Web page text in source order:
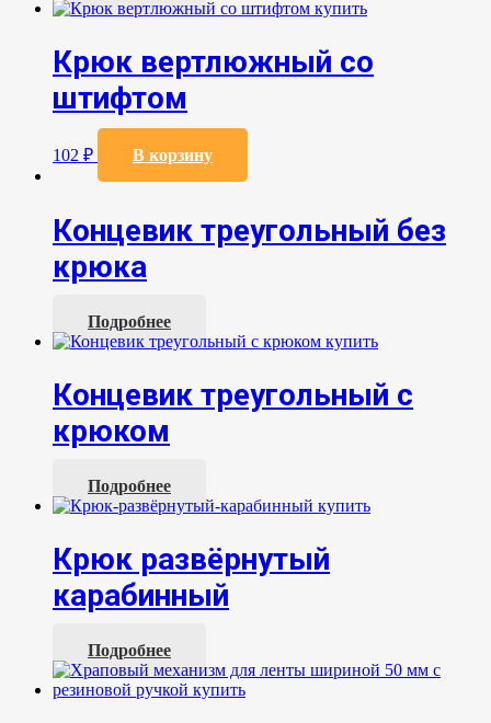
Крюк вертлюжный со
штифтом
102 ₽ В корзину
Концевик треугольный без
крюка
Подробнее
Концевик треугольный с
крюком
Подробнее
Крюк развёрнутый
карабинный
Подробнее